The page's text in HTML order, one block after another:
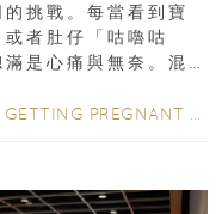
挑戰。每當看到寶
者肚仔「咕嚕咕
是心痛與無奈。混
GETTING PREGNANT